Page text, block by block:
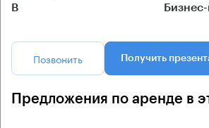
B
Позвонить Получить
Предложения по аренде в